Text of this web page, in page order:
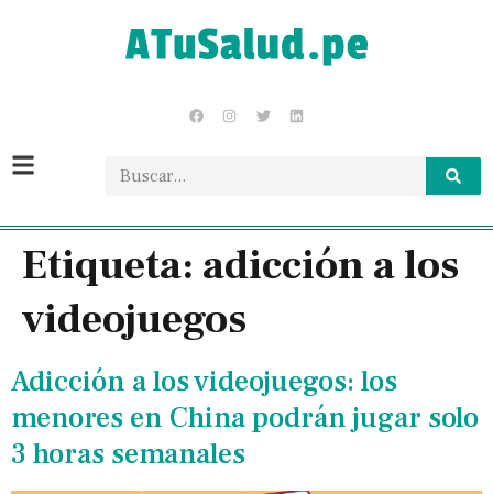
Etiqueta: adicción a los
videojuegos
Adicción a los videojuegos: los
menores en China podrán jugar solo
3 horas semanales